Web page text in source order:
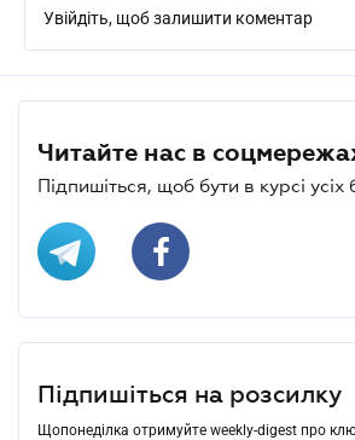
Увійдіть, щоб залишити коментар
Читайте нас в
Підпишіться, щоб бути в курсі усіх
Підпишіться на розсилку
Щопонеділка отримуйте weekly-digest про